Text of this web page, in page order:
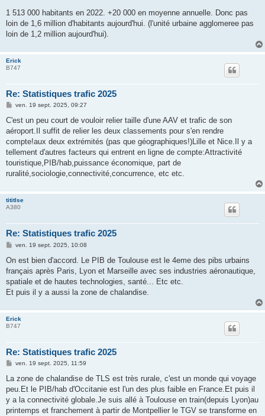
1 513 000 habitants en 2022. +20 000 en moyenne annuelle. Donc pas
loin de 1,6 million d'habitants aujourd'hui. (l'unité urbaine agglomeree pas
loin de 1,2 million aujourd'hui).
Erick
B747
Re: Statistiques trafic 2025
M
s
a
g
ven. 19 sept. 2025, 09:27
C'est un peu court de vouloir relier taille d'une AAV et trafic de son
aéroport.Il suffit de relier les deux classements pour s'en rendre
compte!aux deux extrémités (pas que géographiques!)Lille et Nice.Il y a
tellement d'autres facteurs qui entrent en ligne de compte:Attractivité
touristique,PIB/hab,puissance économique, part de
ruralité,sociologie,connectivité,concurrence, etc etc.
tititlse
A380
Re: Statistiques trafic 2025
M
s
a
g
ven. 19 sept. 2025, 10:08
On est bien d'accord. Le PIB de Toulouse est le 4eme des pibs urbains
français après Paris, Lyon et Marseille avec ses industries aéronautique,
spatiale et de hautes technologies, santé... Etc etc.
Et puis il y a aussi la zone de chalandise.
Erick
B747
Re: Statistiques trafic 2025
M
s
a
g
ven. 19 sept. 2025, 11:59
La zone de chalandise de TLS est très rurale, c'est un monde qui voyage
peu.Et le PIB/hab d'Occitanie est l'un des plus faible en France.Et puis il
y a la connectivité globale.Je suis allé à Toulouse en train(depuis Lyon)au
printemps et franchement à partir de Montpellier le TGV se transforme en